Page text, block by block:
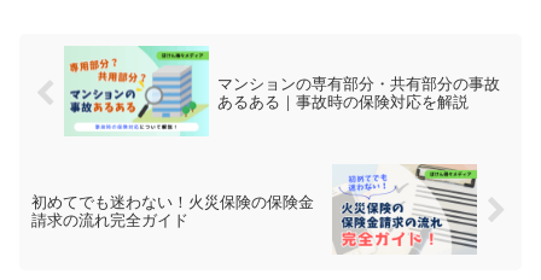
マンションの専有部分・共有部分の事故
あるある｜事故時の保険対応を解説
初めてでも迷わない！火災保険の保険金
請求の流れ完全ガイド